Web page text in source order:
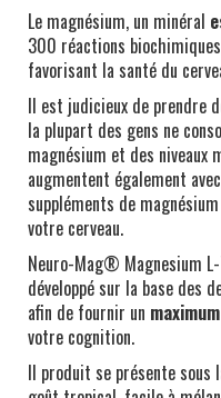
Le magnésium, un minéral
300 réactions
favorisant la santé du
Il est judicieux de prendre
la plupart des gens ne
magnésium et des niveaux
augmentent également
suppléments de
votre cerveau.
Neuro-Mag® Magnesium
développé sur la base des
afin de fournir un maximum
votre cognition.
Il produit se présente sous